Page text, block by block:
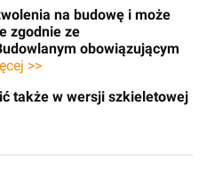
na budowę i może
zgodnie ze
obowiązującym
>>
także w wersji szkieletowej